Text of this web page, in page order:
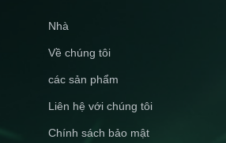
Nhà
Về chúng tôi
các sản phẩm
Liên hệ với chúng tôi
Chính sách bảo mật